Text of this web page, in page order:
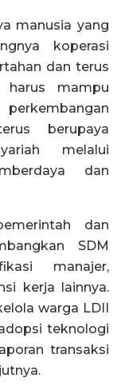
manusia yang
koperasi
dan terus
harus mampu
berupaya
melalui
dan
dan
SDM
manajer,
kerja lainnya.
warga LDII
teknologi
transaksi